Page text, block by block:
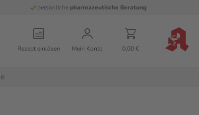
persönliche pharmazeutische Beratung
Rezept einlösen Mein Konto 0,00 €